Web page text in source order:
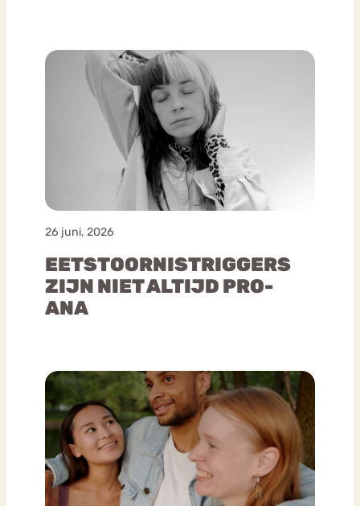
26 juni, 2026
EETSTOORNISTRIGGERS
ZIJN NIET ALTIJD PRO-
ANA